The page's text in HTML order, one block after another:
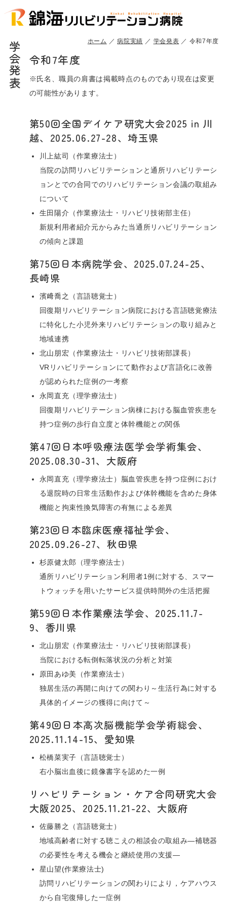
学会発表 ホーム 病院実績 学会発表 令和7年度
令和7年度
※氏名、職員の肩書は掲載時点のものであり現在は変更
の可能性があります。
第50回全国デイケア研究大会2025 in 川
越、2025.06.27-28、埼玉県
川上紘司（作業療法士）
当院の訪問リハビリテーションと通所リハビリテーシ
ョンとでの合同でのリハビリテーション会議の取組み
について
生田陽介（作業療法士・リハビリ技術部主任）
新規利用者紹介元からみた当通所リハビリテーション
の傾向と課題
第75回日本病院学会、2025.07.24-25、
長崎県
濱﨑喬之（言語聴覚士）
回復期リハビリテーション病院における言語聴覚療法
に特化した小児外来リハビリテーションの取り組みと
地域連携
北山朋宏（作業療法士・リハビリ技術部課長）
VRリハビリテーションにて動作および言語化に改善
が認められた症例の一考察
永岡直充（理学療法士）
回復期リハビリテーション病棟における脳血管疾患を
持つ症例の歩行自立度と体幹機能との関係
第47回日本呼吸療法医学会学術集会、
2025.08.30-31、大阪府
永岡直充（理学療法士）脳血管疾患を持つ症例におけ
る退院時の日常生活動作および体幹機能を含めた身体
機能と拘束性換気障害の有無による差異
第23回日本臨床医療福祉学会、
2025.09.26-27、秋田県
杉原健太郎（理学療法士）
通所リハビリテーション利用者1例に対する、スマー
トウォッチを用いたサービス提供時間外の生活把握
第59回日本作業療法学会、2025.11.7-
9、香川県
北山朋宏（作業療法士・リハビリ技術部課長）
当院における転倒転落状況の分析と対策
原田あゆ美（作業療法士）
独居生活の再開に向けての関わり～生活行為に対する
具体的イメージの獲得に向けて～
第49回日本高次脳機能学会学術総会、
2025.11.14-15、愛知県
松橋菜実子（言語聴覚士）
右小脳出血後に鏡像書字を認めた一例
リハビリテーション・ケア合同研究大会
大阪2025、2025.11.21-22、大阪府
佐藤勝之（言語聴覚士）
地域高齢者に対する聴こえの相談会の取組み―補聴器
の必要性を考える機会と継続使用の支援―
星山望(作業療法士)
訪問リハビリテーションの関わりにより，ケアハウス
から自宅復帰した一症例